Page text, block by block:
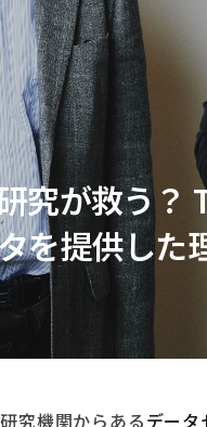
究が救う？
を提供した
究機関からあるデータ